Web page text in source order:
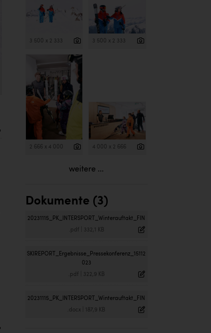
3 500 x 2 333 3 500 x 2 333
2 666 x 4 000 4 000 x 2 666
weitere ...
Dokumente (3)
20231115_PK_INTERSPORT_Winterauftakt_FIN
.pdf 332,1 KB
SKIREPORT_Ergebnisse_Pressekonferenz_15112
023
.pdf 322,9 KB
20231115_PK_INTERSPORT_Winterauftakt_FIN
.docx 187,9 KB